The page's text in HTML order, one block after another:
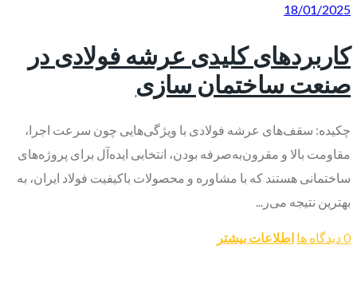
18/01/2025
کاربردهای کلیدی عرشه فولادی در
صنعت ساختمان ‌سازی
چکیده: سقف‌های عرشه فولادی با ویژگی‌هایی چون سرعت اجرا،
مقاومت بالا و مقرون‌به‌صرفه بودن، انتخابی ایده‌آل برای پروژه‌های
ساختمانی هستند که با مشاوره و محصولات باکیفیت فولاد ایران، به
بهترین نتیجه می‌ر...
0 دیدگاه ها اطلاعات بیشتر